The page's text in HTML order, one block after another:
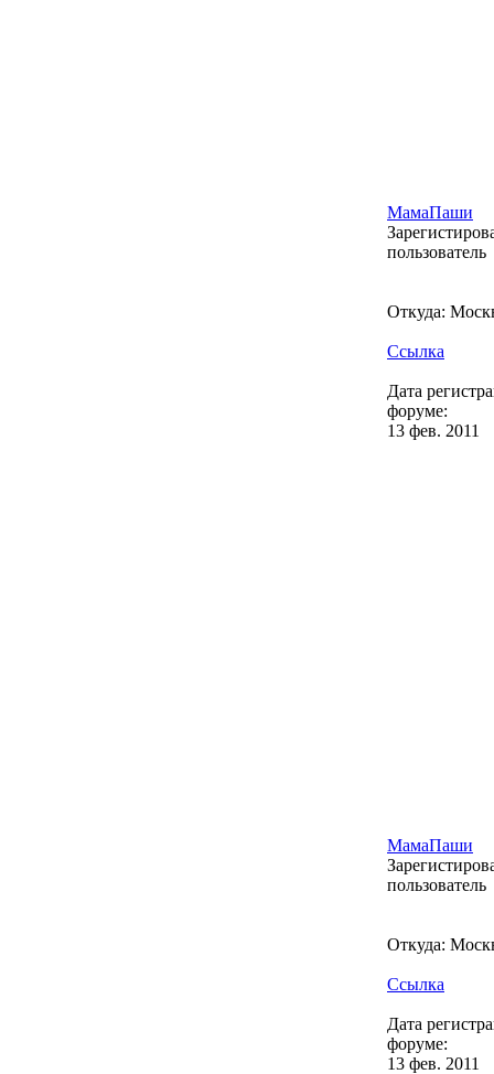
МамаПаши
пользователь
Откуда:
Ссылка
Дата
форуме:
13 фев. 2011
МамаПаши
пользователь
Откуда:
Ссылка
Дата
форуме:
13 фев. 2011